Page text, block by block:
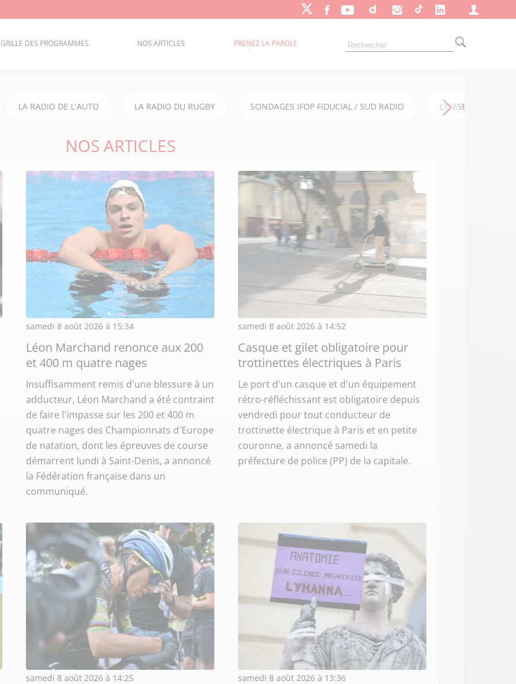
GRILLE DES PROGRAMMES NOS ARTICLES PRENEZ LA PAROLE
LA RADIO DE L'AUTO LA RADIO DU RUGBY SONDAGES IFOP FIDUCIAL / SUD RADIO L'OBSERVATOIRE
NOS ARTICLES
samedi 8 août 2026 à 15:34
Léon Marchand renonce aux 200
et 400 m quatre nages
Insuffisamment remis d'une blessure à un
adducteur, Léon Marchand a été contraint
de faire l'impasse sur les 200 et 400 m
quatre nages des Championnats d'Europe
de natation, dont les épreuves de course
démarrent lundi à Saint-Denis, a annoncé
la Fédération française dans un
communiqué.
samedi 8 août 2026 à 14:52
Casque et gilet obligatoire pour
trottinettes électriques à Paris
Le port d'un casque et d'un équipement
rétro-réfléchissant est obligatoire depuis
vendredi pour tout conducteur de
trottinette électrique à Paris et en petite
couronne, a annoncé samedi la
préfecture de police (PP) de la capitale.
samedi 8 août 2026 à 14:25 samedi 8 août 2026 à 13:36